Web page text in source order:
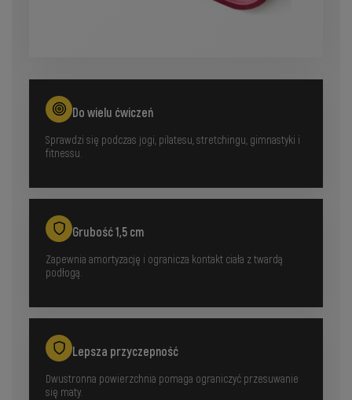
Do wielu ćwiczeń
Sprawdzi się podczas jogi, pilatesu, stretchingu, gimnastyki i
fitnessu.
Grubość 1,5 cm
Zapewnia amortyzację i ogranicza kontakt ciała z twardą
podłogą.
Lepsza przyczepność
Dwustronna powierzchnia pomaga ograniczyć przesuwanie
się maty.